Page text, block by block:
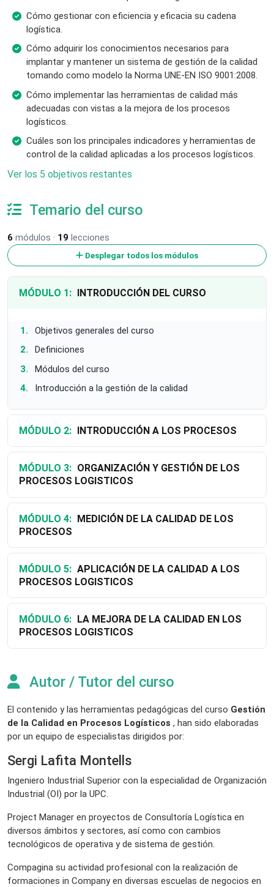
Cómo gestionar con eficiencia y eficacia su cadena
logística.
Cómo adquirir los conocimientos necesarios para
implantar y mantener un sistema de gestión de la calidad
tomando como modelo la Norma UNE-EN ISO 9001:2008.
Cómo implementar las herramientas de calidad más
adecuadas con vistas a la mejora de los procesos
logísticos.
Cuáles son los principales indicadores y herramientas de
control de la calidad aplicadas a los procesos logísticos.
Ver los 5 objetivos restantes
Temario del curso
6 módulos · 19 lecciones
Desplegar todos los módulos
MÓDULO 1: INTRODUCCIÓN DEL CURSO
Objetivos generales del curso
Definiciones
Módulos del curso
Introducción a la gestión de la calidad
MÓDULO 2: INTRODUCCIÓN A LOS PROCESOS
MÓDULO 3:
PROCESOS LOGISTICOS
MÓDULO 4:
PROCESOS
MÓDULO 5: APLICACIÓN DE LA CALIDAD A LOS
PROCESOS LOGISTICOS
MÓDULO 6:
PROCESOS LOGISTICOS
Autor / Tutor del curso
El contenido y las herramientas pedagógicas del curso Gestión
de la Calidad en Procesos Logísticos , han sido elaboradas
por un equipo de especialistas dirigidos por:
Sergi Lafita Montells
Ingeniero Industrial Superior con la especialidad de Organización
Industrial (OI) por la UPC.
Project Manager en proyectos de Consultoría Logística en
diversos ámbitos y sectores, así como con cambios
tecnológicos de operativa y de sistema de gestión.
Compagina su actividad profesional con la realización de
formaciones in Company en diversas escuelas de negocios en